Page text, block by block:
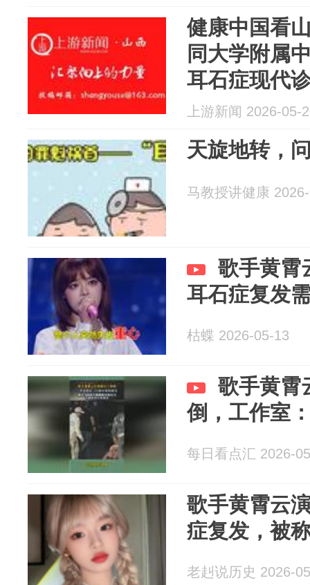
健康中国看
同大学附属
耳石症现代
上游新闻 2026-05-
天旋地转，
马教授讲健康
歌手黄霄
耳石症复发
枯蝶 2026-05-13
歌手黄霄
倒，工作室
每日看点汇 2026-
歌手黄霄云
症复发，被
老赳说历史 2026-